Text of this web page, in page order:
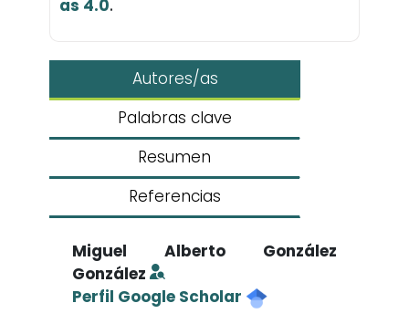
as 4.0.
Autores/as
Palabras clave
Resumen
Referencias
Miguel Alberto González
González
Perfil Google Scholar